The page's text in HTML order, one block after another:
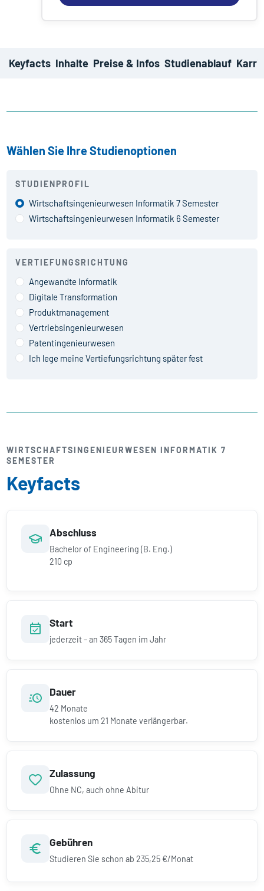
Keyfacts Inhalte Preise & Infos Studienablauf
Wählen Sie Ihre Studienoptionen
STUDIENPROFIL
Wirtschafts­ingenieur­wesen Informatik 7 Semester
Wirtschafts­ingenieur­wesen Informatik 6 Semester
VERTIEFUNGSRICHTUNG
Angewandte Informatik
Digitale Transformation
Produktmanagement
Vertriebsingenieurwesen
Patentingenieurwesen
Ich lege meine Vertiefungsrichtung später fest
WIRTSCHAFTS­INGENIEUR­WESEN INFORMATIK 7
SEMESTER
Keyfacts
Abschluss
Bachelor of Engineering (B. Eng.)
210 cp
Start
jederzeit – an 365 Tagen im Jahr
Dauer
42 Monate
kostenlos um21 Monate verlängerbar.
Zulassung
Ohne NC, auch ohne Abitur
Gebühren
Studieren Sie schon ab235,25 €/Monat